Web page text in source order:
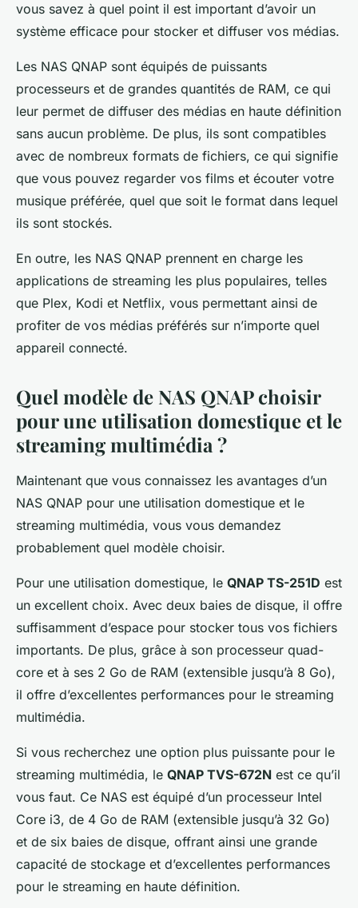
vous savez à quel point il est important d’avoir un
système efficace pour stocker et diffuser vos médias.
Les NAS QNAP sont équipés de puissants
processeurs et de grandes quantités de RAM, ce qui
leur permet de diffuser des médias en haute définition
sans aucun problème. De plus, ils sont compatibles
avec de nombreux formats de fichiers, ce qui signifie
que vous pouvez regarder vos films et écouter votre
musique préférée, quel que soit le format dans lequel
ils sont stockés.
En outre, les NAS QNAP prennent en charge les
applications de streaming les plus populaires, telles
que Plex, Kodi et Netflix, vous permettant ainsi de
profiter de vos médias préférés sur n’importe quel
appareil connecté.
Quel modèle de NAS QNAP choisir
pour une utilisation domestique et le
streaming multimédia ?
Maintenant que vous connaissez les avantages d’un
NAS QNAP pour une utilisation domestique et le
streaming multimédia, vous vous demandez
probablement quel modèle choisir.
Pour une utilisation domestique, le QNAP TS-251D est
un excellent choix. Avec deux baies de disque, il offre
suffisamment d’espace pour stocker tous vos fichiers
importants. De plus, grâce à son processeur quad-
core et à ses 2 Go de RAM (extensible jusqu’à 8 Go),
il offre d’excellentes performances pour le streaming
multimédia.
Si vous recherchez une option plus puissante pour le
streaming multimédia, le QNAP TVS-672N est ce qu’il
vous faut. Ce NAS est équipé d’un processeur Intel
Core i3, de 4 Go de RAM (extensible jusqu’à 32 Go)
et de six baies de disque, offrant ainsi une grande
capacité de stockage et d’excellentes performances
pour le streaming en haute définition.